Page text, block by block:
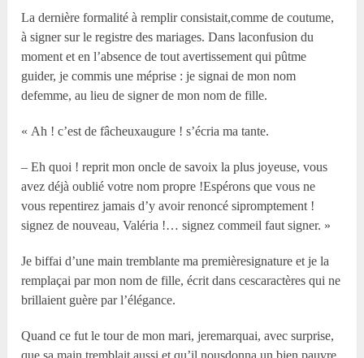
La dernière formalité à remplir consistait,comme de coutume,
à signer sur le registre des mariages. Dans laconfusion du
moment et en l’absence de tout avertissement qui pûtme
guider, je commis une méprise : je signai de mon nom
defemme, au lieu de signer de mon nom de fille.
« Ah ! c’est de fâcheuxaugure ! s’écria ma tante.
– Eh quoi ! reprit mon oncle de savoix la plus joyeuse, vous
avez déjà oublié votre nom propre !Espérons que vous ne
vous repentirez jamais d’y avoir renoncé sipromptement !
signez de nouveau, Valéria !… signez commeil faut signer. »
Je biffai d’une main tremblante ma premièresignature et je la
remplaçai par mon nom de fille, écrit dans cescaractères qui ne
brillaient guère par l’élégance.
Quand ce fut le tour de mon mari, jeremarquai, avec surprise,